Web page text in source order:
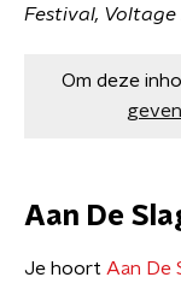
Festival,
Om deze
geven
Aan De
Je hoort Aan De